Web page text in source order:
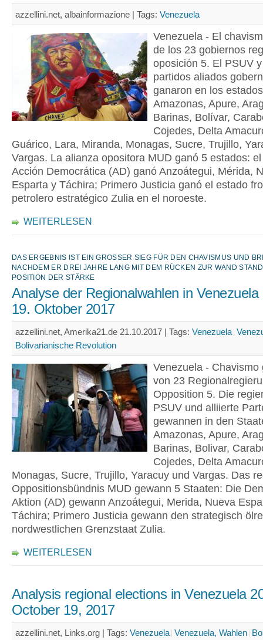
azzellini.net, albainformazione | Tags: Venezuela
Venezuela - El
de los 23 gobiernos
oposición 5. El PSUV
partidos aliados
ganaron en los
Amazonas, Apure,
Barinas, Bolívar,
Cojedes, Delta
Guárico, Lara, Miranda, Monagas, Sucre, Trujillo,
Vargas. La alianza opositora MUD ganó 5 estados:
Acción Democrática (AD) ganó Anzoátegui, Mérida,
Esparta y Táchira; Primero Justicia ganó el estado
petrolero estratégico Zulia en el noroeste.
WEITERLESEN
DAS ERGEBNIS IST EIN GROSSER SIEG FÜR DEN CHAVISMUS UND
ACHDEM ER DREI JAHRE LANG MIT DEM RÜCKEN ZUR WAND STAND
OSITION DER STÄRKE
Analyse der Regionalwahlen in Venezuela
19. Oktober 2017
azzellini.net, Amerika21.de 21.10.2017 | Tags: Venezuela
Bolivarianische Revolution
Venezuela - Chavismo
von 23
Opposition 5. Die
PSUV und alliierte
gewannen in den
Amazonas, Apure,
Barinas, Bolivar,
Cojedes, Delta
Monagas, Sucre, Trujillo, Yaracuy und Vargas. Das
Oppositionsbündnis MUD gewann 5 Staaten: Die
Aktion (AD) gewann Anzoátegui, Merida, Nueva
Táchira; Primero Justicia gewann den strategisch
nordwestlichen Grenzstaat Zulia.
WEITERLESEN
Analysis regional elections in Venezuela
October 19, 2017
azzellini.net, Links.org | Tags: Venezuela Venezuela, Wahlen